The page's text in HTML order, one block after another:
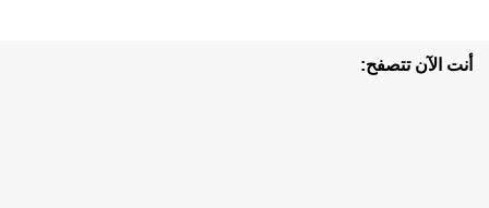
أنت الآن تتصفح: